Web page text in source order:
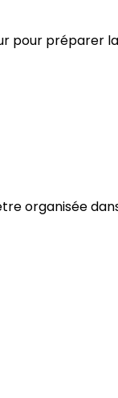
pour préparer
organisée